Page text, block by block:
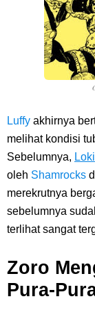
Luffy akhirnya
melihat kondisi
Sebelumnya, Loki
oleh Shamrocks
merekrutnya
sebelumnya
terlihat sangat
Zoro